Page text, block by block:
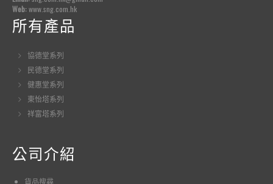
Web:www.sng.com.hk
所有產品
協德堂系列
民德堂系列
健惠堂系列
東怡塔系列
祥富塔系列
公司介紹
貨品搜尋